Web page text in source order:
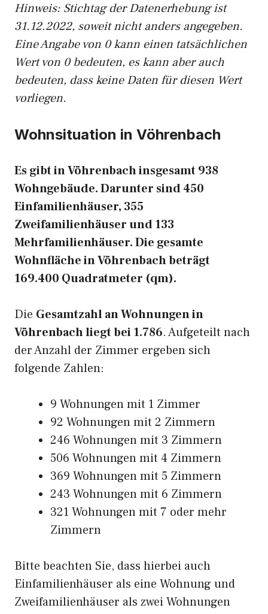
Hinweis: Stichtag der Datenerhebung ist
31.12.2022, soweit nicht anders angegeben.
Eine Angabe von 0 kann einen tatsächlichen
Wert von 0 bedeuten, es kann aber auch
bedeuten, dass keine Daten für diesen Wert
vorliegen.
Wohnsituation in Vöhrenbach
Es gibt in Vöhrenbach insgesamt 938
Wohngebäude. Darunter sind 450
Einfamilienhäuser, 355
Zweifamilienhäuser und 133
Mehrfamilienhäuser. Die gesamte
Wohnfläche in Vöhrenbach beträgt
169.400 Quadratmeter (qm).
Die Gesamtzahl an Wohnungen in
Vöhrenbach liegt bei 1.786. Aufgeteilt nach
der Anzahl der Zimmer ergeben sich
folgende Zahlen:
9 Wohnungen mit 1 Zimmer
92 Wohnungen mit 2 Zimmern
246 Wohnungen mit 3 Zimmern
506 Wohnungen mit 4 Zimmern
369 Wohnungen mit 5 Zimmern
243 Wohnungen mit 6 Zimmern
321 Wohnungen mit 7 oder mehr
Zimmern
Bitte beachten Sie, dass hierbei auch
Einfamilienhäuser als eine Wohnung und
Zweifamilienhäuser als zwei Wohnungen